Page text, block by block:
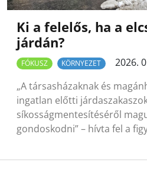
Ki a felelős, ha a
járdán?
FÓKUSZ KÖRNYEZET
2026.
„A társasházaknak és
ingatlan előtti
síkosságmentesítéséről
gondoskodni” – hívta fel a